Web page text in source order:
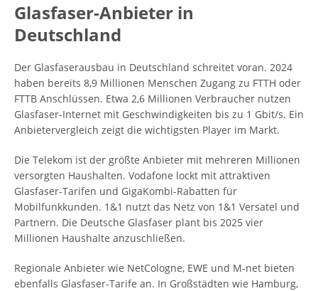
Glasfaser-Anbieter in
Deutschland
Der Glasfaserausbau in Deutschland schreitet voran. 2024
haben bereits 8,9 Millionen Menschen Zugang zu FTTH oder
FTTB Anschlüssen. Etwa 2,6 Millionen Verbraucher nutzen
Glasfaser-Internet mit Geschwindigkeiten bis zu 1 Gbit/s. Ein
Anbietervergleich zeigt die wichtigsten Player im Markt.
Die Telekom ist der größte Anbieter mit mehreren Millionen
versorgten Haushalten. Vodafone lockt mit attraktiven
Glasfaser-Tarifen und GigaKombi-Rabatten für
Mobilfunkkunden. 1&1 nutzt das Netz von 1&1 Versatel und
Partnern. Die Deutsche Glasfaser plant bis 2025 vier
Millionen Haushalte anzuschließen.
Regionale Anbieter wie NetCologne, EWE und M-net bieten
ebenfalls Glasfaser-Tarife an. In Großstädten wie Hamburg,